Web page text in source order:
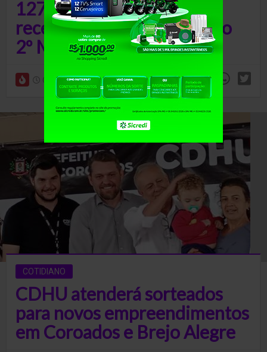
127 crianças de Araçatuba
recebem óculos de graça no
2º Mutirão Oftalmológico
08/08/26 às 12h56
COTIDIANO
CDHU atenderá sorteados
para novos empreendimentos
em Coroados e Brejo Alegre